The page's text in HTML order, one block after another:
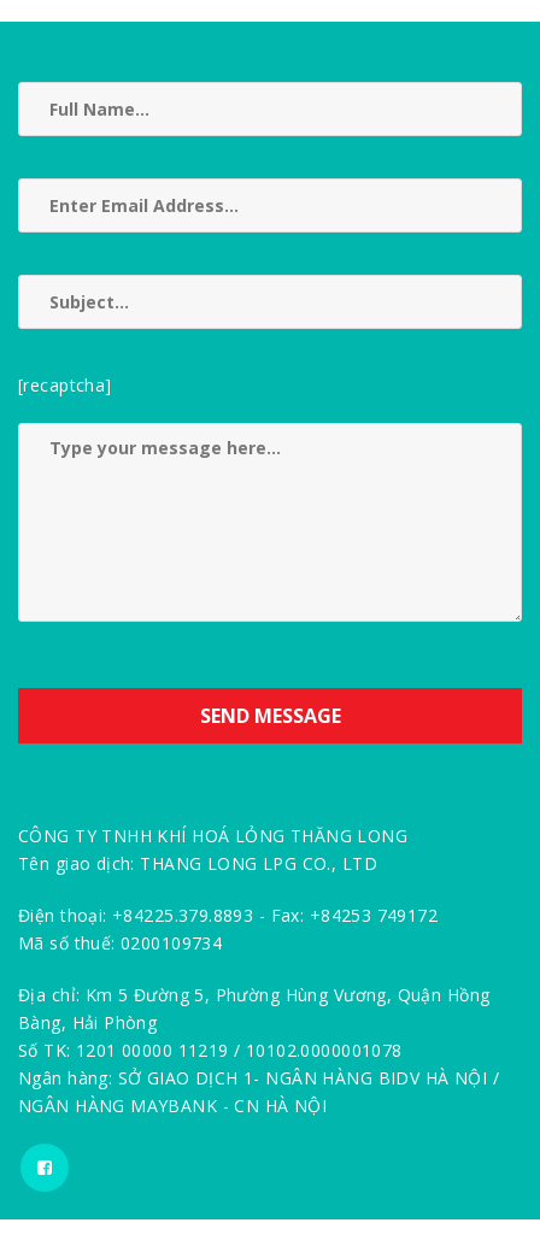
[recaptcha]
CÔNG TY TNHH KHÍ HOÁ LỎNG THĂNG LONG
Tên giao dịch: THANG LONG LPG CO., LTD
Điện thoại: +84225.379.8893 - Fax: +84253 749172
Mã số thuế: 0200109734
Địa chỉ: Km 5 Đường 5, Phường Hùng Vương, Quận Hồng
Bàng, Hải Phòng
Số TK: 1201 00000 11219 / 10102.0000001078
Ngân hàng: SỞ GIAO DỊCH 1- NGÂN HÀNG BIDV HÀ NỘI /
NGÂN HÀNG MAYBANK - CN HÀ NỘI